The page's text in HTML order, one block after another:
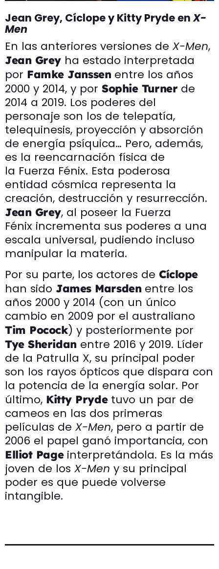
Jean Grey, Cíclope y Kitty Pryde enX-
Men
En las anteriores versiones de X-Men,
Jean Grey ha estado interpretada
por Famke Janssen entre los años
2000 y 2014, y por Sophie Turnerde
2014 a 2019. Los poderes del
personaje son los de telepatía,
telequinesis, proyección y absorción
de energía psíquica… Pero, además,
es la reencarnación física de
la Fuerza Fénix. Esta poderosa
entidad cósmica representa la
creación, destrucción y resurrección.
Jean Grey, al poseer la Fuerza
Fénix incrementa sus poderes a una
escala universal, pudiendo incluso
manipular la materia.
Por su parte, los actores de Cíclope
han sido James Marsden entre los
años 2000 y 2014 (con un único
cambio en 2009 por el australiano
Tim Pocock) y posteriormente por
Tye Sheridan entre 2016 y 2019. Líder
de la Patrulla X, su principal poder
son los rayos ópticos que dispara con
la potencia de la energía solar. Por
último, Kitty Prydetuvo un par de
cameos en las dos primeras
películas de X-Men, pero a partir de
2006 el papel ganó importancia, con
Elliot Pageinterpretándola. Es la más
joven de los X-Men y su principal
poder es que puede volverse
intangible.